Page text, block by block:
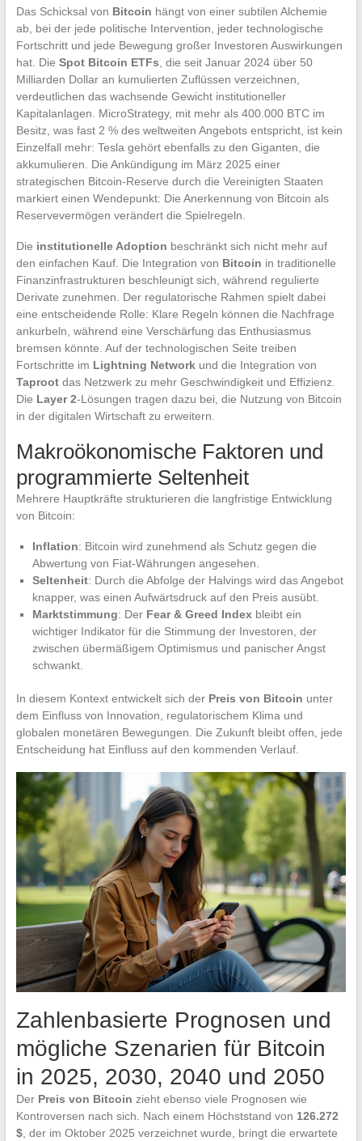
Das Schicksal von Bitcoin hängt von einer subtilen Alchemie
ab, bei der jede politische Intervention, jeder technologische
Fortschritt und jede Bewegung großer Investoren Auswirkungen
hat. Die Spot Bitcoin ETFs , die seit Januar 2024 über 50
Milliarden Dollar an kumulierten Zuflüssen verzeichnen,
verdeutlichen das wachsende Gewicht institutioneller
Kapitalanlagen. MicroStrategy, mit mehr als 400.000 BTC im
Besitz, was fast 2 % des weltweiten Angebots entspricht, ist kein
Einzelfall mehr: Tesla gehört ebenfalls zu den Giganten, die
akkumulieren. Die Ankündigung im März 2025 einer
strategischen Bitcoin-Reserve durch die Vereinigten Staaten
markiert einen Wendepunkt: Die Anerkennung von Bitcoin als
Reservevermögen verändert die Spielregeln.
Die institutionelle Adoption beschränkt sich nicht mehr auf
den einfachen Kauf. Die Integration von Bitcoin in traditionelle
Finanzinfrastrukturen beschleunigt sich, während regulierte
Derivate zunehmen. Der regulatorische Rahmen spielt dabei
eine entscheidende Rolle: Klare Regeln können die Nachfrage
ankurbeln, während eine Verschärfung das Enthusiasmus
bremsen könnte. Auf der technologischen Seite treiben
Fortschritte im Lightning Networkund die Integration von
Taprootdas Netzwerk zu mehr Geschwindigkeit und Effizienz.
Die Layer 2-Lösungen tragen dazu bei, die Nutzung von Bitcoin
in der digitalen Wirtschaft zu erweitern.
Makroökonomische Faktoren und
programmierte Seltenheit
Mehrere Hauptkräfte strukturieren die langfristige Entwicklung
von Bitcoin:
Inflation: Bitcoin wird zunehmend als Schutz gegen die
Abwertung von Fiat-Währungen angesehen.
Seltenheit: Durch die Abfolge der Halvings wird das Angebot
knapper, was einen Aufwärtsdruck auf den Preis ausübt.
Marktstimmung: Der Fear & Greed Indexbleibt ein
wichtiger Indikator für die Stimmung der Investoren, der
zwischen übermäßigem Optimismus und panischer Angst
schwankt.
In diesem Kontext entwickelt sich der Preis von Bitcoin unter
dem Einfluss von Innovation, regulatorischem Klima und
globalen monetären Bewegungen. Die Zukunft bleibt offen, jede
Entscheidung hat Einfluss auf den kommenden Verlauf.
Zahlenbasierte Prognosen und
mögliche Szenarien für Bitcoin
in 2025, 2030, 2040 und 2050
Der Preis von Bitcoin zieht ebenso viele Prognosen wie
Kontroversen nach sich. Nach einem Höchststand von 126.272
$, der im Oktober 2025 verzeichnet wurde, bringt die erwartete